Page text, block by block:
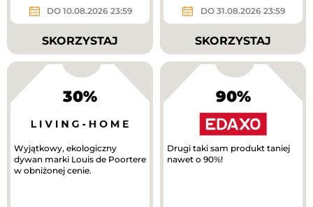
DO 10.08.2026 23:59
SKORZYSTAJ
DO 31.08.2026 23:59
SKORZYSTAJ
30%
Wyjątkowy, ekologiczny
dywan marki Louis de Poortere
w obniżonej cenie.
90%
Drugi taki sam produkt taniej
nawet o 90%!